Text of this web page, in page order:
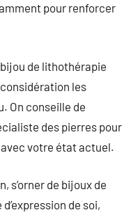
pour renforcer
de lithothérapie
les
On conseille de
des pierres pour
votre état actuel.
s’orner de bijoux de
de soi,